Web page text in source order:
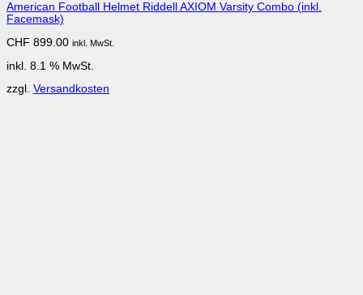
American Football Helmet Riddell AXIOM Varsity Combo (inkl.
Facemask)
CHF 899.00 inkl. MwSt.
inkl. 8.1 % MwSt.
zzgl. Versandkosten